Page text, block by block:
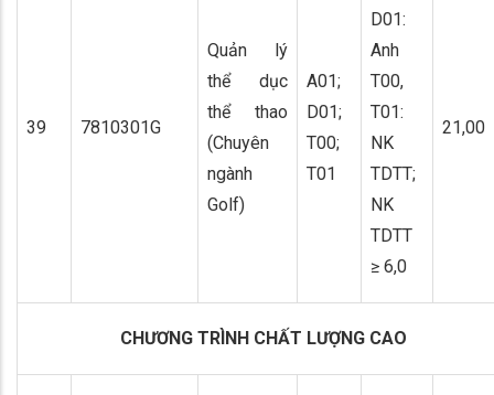
39 7810301G
Quản lý
thể dục
thể thao
(Chuyên
ngành
Golf)
A01;
D01;
T00;
T01
D01:
Anh
T00,
T01:
NK
TDTT;
NK
TDTT
≥ 6,0
21,00
CHƯƠNG TRÌNH CHẤT LƯỢNG CAO